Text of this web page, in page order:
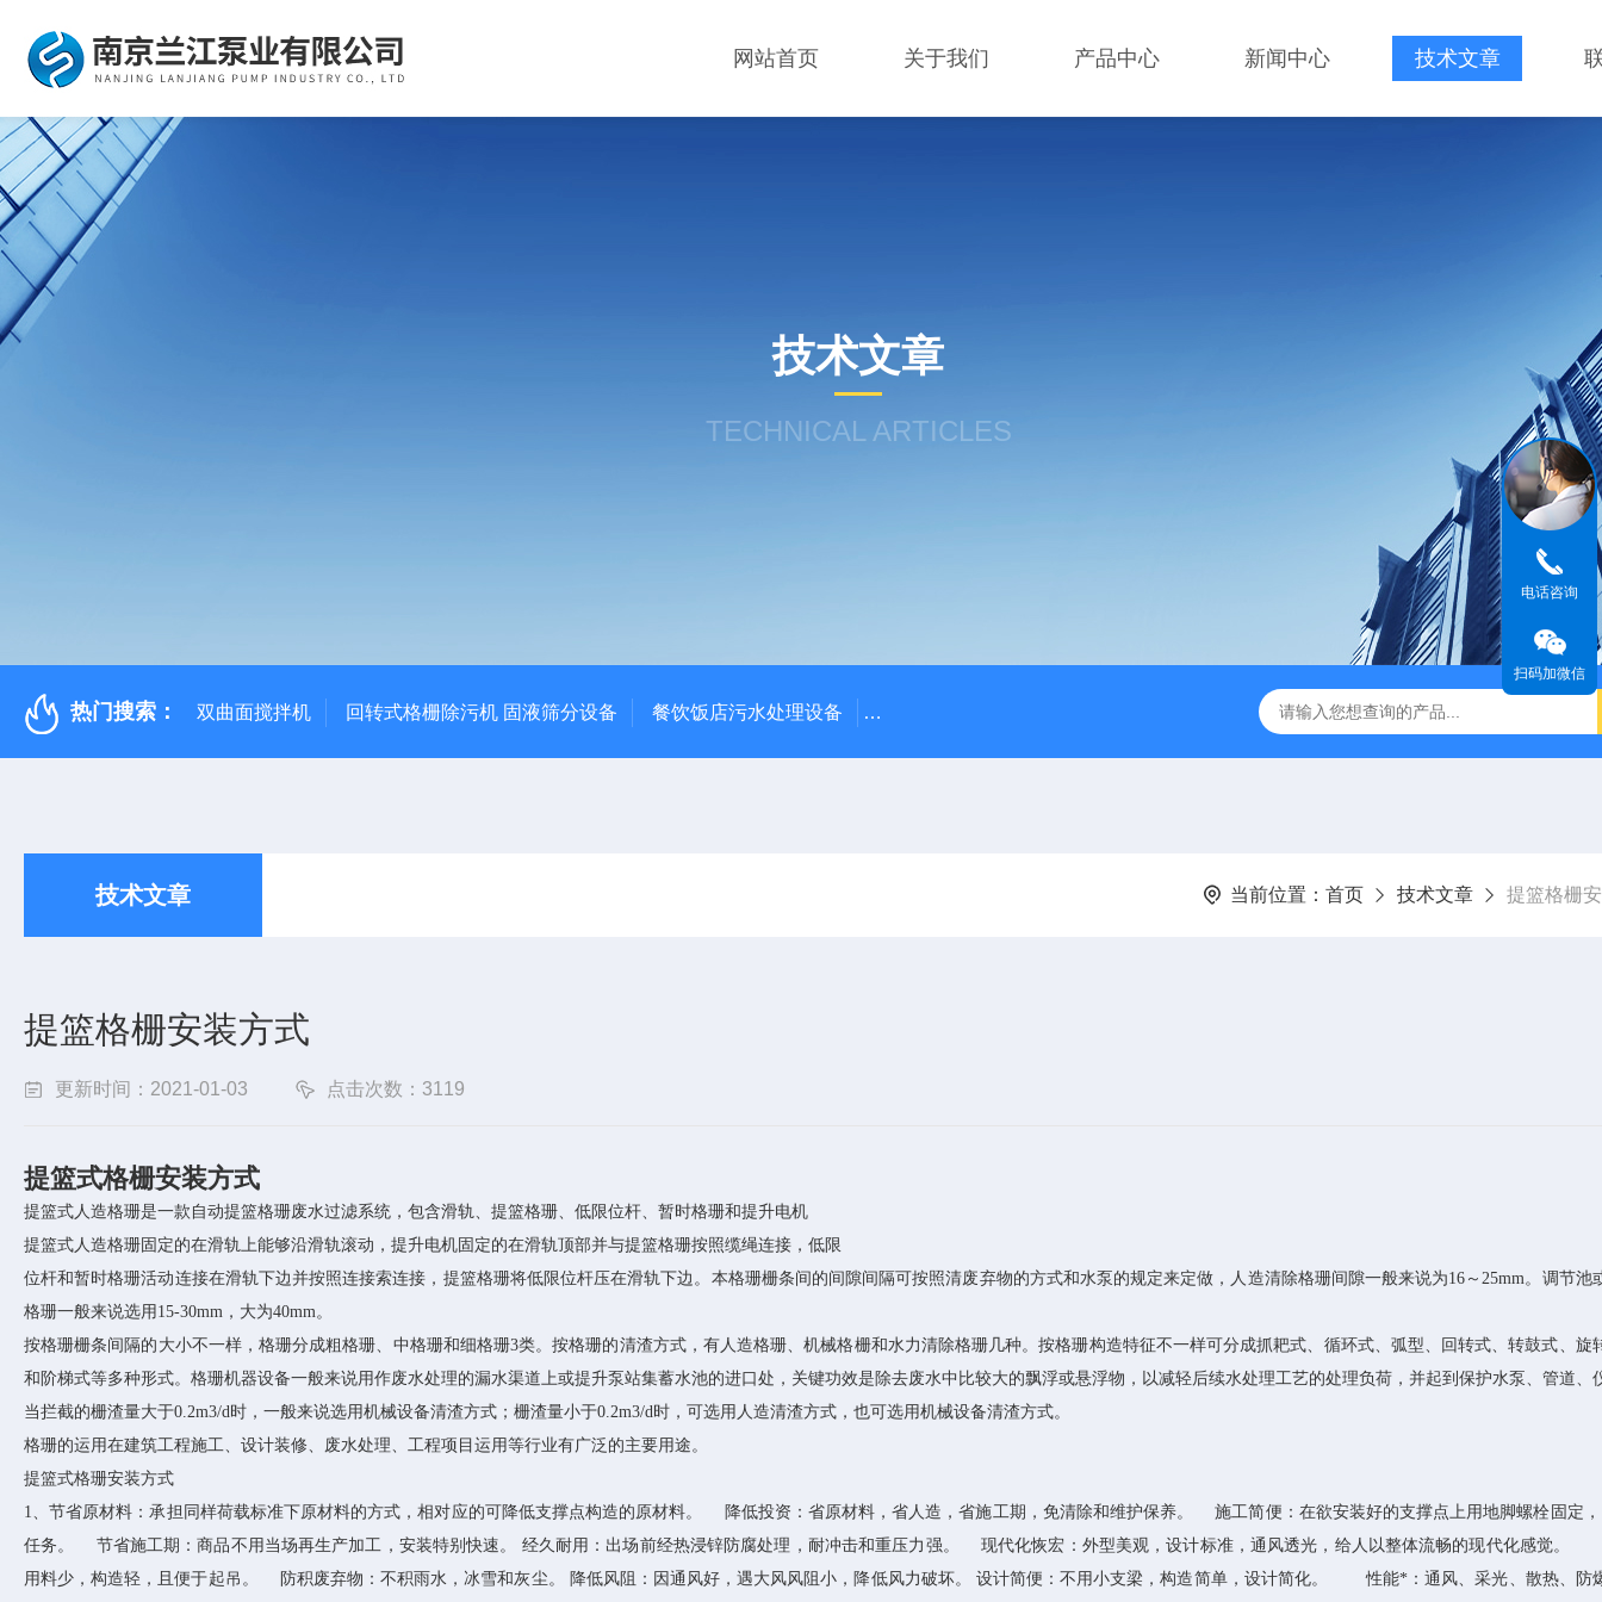
网站首页 关于我们 产品中心 新闻中心 技术文章
技术文章
TECHNICAL ARTICLES
热门搜索： 双曲面搅拌机 回转式格栅除污机 固液筛分设备 餐饮饭店污水处理设备 高密度沉淀池中心传动刮泥机 伞型双曲面立式搅拌机 WNG5二沉池刮吸泥机原
技术文章 当前位置： 首页 技术文章 提篮格栅
提篮格栅安装方式
更新时间：2021-01-03 点击次数：3119
提篮式格栅安装方式
提篮式人造格珊是一款自动提篮格珊废水过滤系统，包含滑轨、提篮格珊、低限位杆、暂时格珊和提升电机
提篮式人造格珊固定的在滑轨上能够沿滑轨滚动，提升电机固定的在滑轨顶部并与提篮格珊按照缆绳连接，低限
位杆和暂时格珊活动连接在滑轨下边并按照连接索连接，提篮格珊将低限位杆压在滑轨下边。本格珊栅条间的间隙间隔可按照清废弃物的方式和水泵的规定来定做，人造清除格珊间隙一般来说为16～25mm。调节池
格珊一般来说选用15-30mm，大为40mm。
按格珊栅条间隔的大小不一样，格珊分成粗格珊、中格珊和细格珊3类。按格珊的清渣方式，有人造格珊、机械格栅和水力清除格珊几种。按格珊构造特征不一样可分成抓耙式、循环式、弧型、回转式、转鼓式、旋
和阶梯式等多种形式。格珊机器设备一般来说用作废水处理的漏水渠道上或提升泵站集蓄水池的进口处，关键功效是除去废水中比较大的飘浮或悬浮物，以减轻后续水处理工艺的处理负荷，并起到保护水泵、管道、
当拦截的栅渣量大于0.2m3/d时，一般来说选用机械设备清渣方式；栅渣量小于0.2m3/d时，可选用人造清渣方式，也可选用机械设备清渣方式。
格珊的运用在建筑工程施工、设计装修、废水处理、工程项目运用等行业有广泛的主要用途。
提篮式格珊安装方式
1、节省原材料：承担同样荷载标准下原材料的方式，相对应的可降低支撑点构造的原材料。 降低投资：省原材料，省人造，省施工期，免清除和维护保养。 施工简便：在欲安装好的支撑点上用地脚螺栓固定
任务。 节省施工期：商品不用当场再生产加工，安装特别快速。 经久耐用：出场前经热浸锌防腐处理，耐冲击和重压力强。 现代化恢宏：外型美观，设计标准，通风透光，给人以整体流畅的现代化感觉
用料少，构造轻，且便于起吊。 防积废弃物：不积雨水，冰雪和灰尘。 降低风阻：因通风好，遇大风风阻小，降低风力破坏。 设计简便：不用小支梁，构造简单，设计简化。 性能*：通风、采光、散热、防
电话咨询
扫码加微信